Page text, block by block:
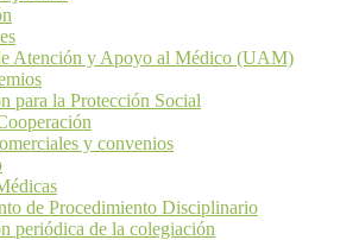
Atención y Apoyo al Médico (UAM)
para la Protección Social
y convenios
de Procedimiento Disciplinario
periódica de la colegiación